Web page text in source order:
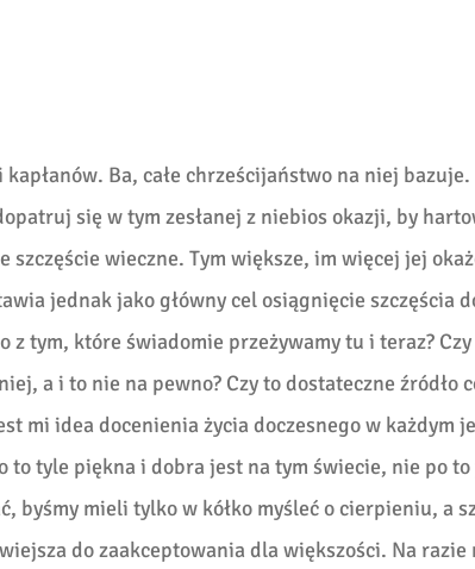
Ba, całe chrześcijaństwo na niej bazuje.
się w tym zesłanej z niebios okazji, by
wieczne. Tym większe, im więcej jej
jednak jako główny cel osiągnięcie szczęścia
z tym, które świadomie przeżywamy tu i teraz?
a i to nie na pewno? Czy to dostateczne źródło
mi idea docenienia życia doczesnego w każdym
to tyle piękna i dobra jest na tym świecie, nie po
byśmy mieli tylko w kółko myśleć o cierpieniu, a
do zaakceptowania dla większości. Na